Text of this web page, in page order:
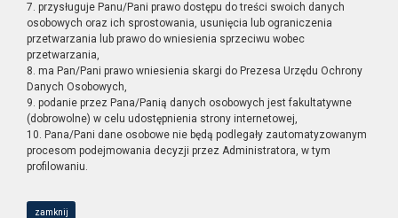
7. przysługuje Panu/Pani prawo dostępu do treści swoich danych
osobowych oraz ich sprostowania, usunięcia lub ograniczenia
przetwarzania lub prawo do wniesienia sprzeciwu wobec
przetwarzania,
8. ma Pan/Pani prawo wniesienia skargi do Prezesa Urzędu Ochrony
Danych Osobowych,
9. podanie przez Pana/Panią danych osobowych jest fakultatywne
(dobrowolne) w celu udostępnienia strony internetowej,
10. Pana/Pani dane osobowe nie będą podlegały zautomatyzowanym
procesom podejmowania decyzji przez Administratora, w tym
profilowaniu.
zamknij